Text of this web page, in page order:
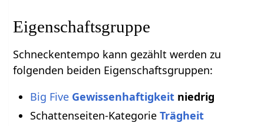
Eigenschaftsgruppe
Schneckentempo kann gezählt werden zu
folgenden beiden Eigenschaftsgruppen:
Big Five Gewissenhaftigkeitniedrig
Schattenseiten-Kategorie Trägheit